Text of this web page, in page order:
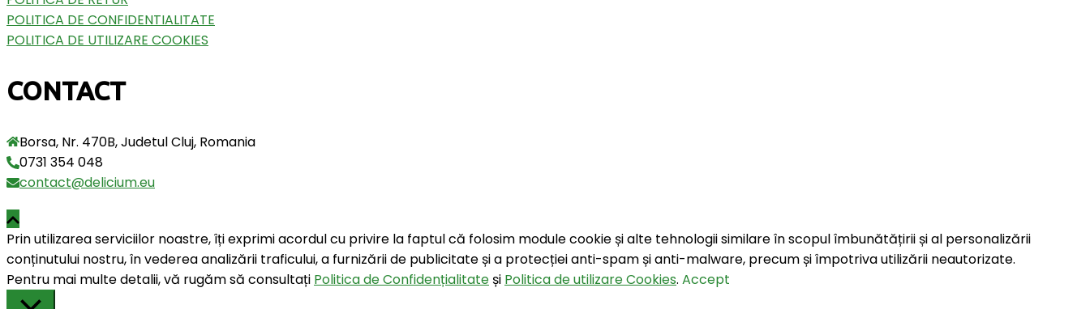
POLITICA DE CONFIDENTIALITATE
POLITICA DE UTILIZARE COOKIES
CONTACT
Borsa, Nr. 470B, Judetul Cluj, Romania
0731 354 048
contact@delicium.eu
Prin utilizarea serviciilor noastre, îți exprimi acordul cu privire la faptul că folosim module cookie și alte tehnologii similare în scopul îmbunătățirii și al personalizării
conținutului nostru, în vederea analizării traficului, a furnizării de publicitate și a protecției anti-spam și anti-malware, precum și împotriva utilizării neautorizate.
Pentru mai multe detalii, vă rugăm să consultați Politica de Confidențialitateși Politica de utilizare Cookies. Accept